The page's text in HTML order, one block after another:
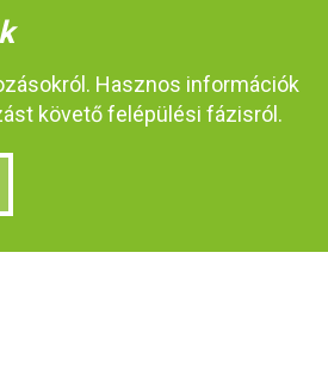
Hasznos információk
követő felépülési fázisról.